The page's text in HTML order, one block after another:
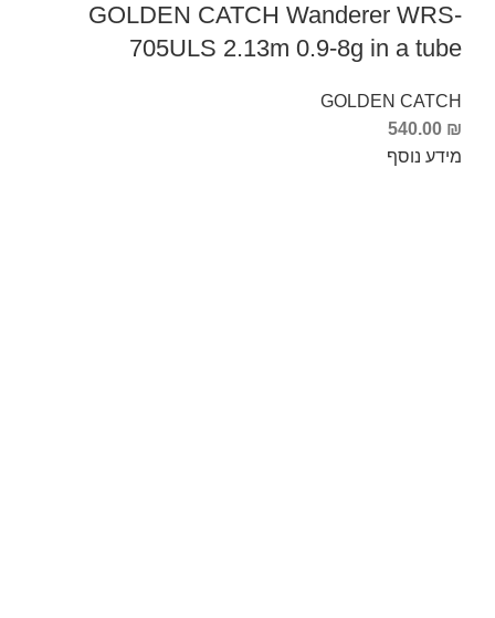
GOLDEN CATCH Wanderer WRS-
705ULS 2.13m 0.9-8g in a tube
GOLDEN CATCH
540.00 ₪
מידע נוסף